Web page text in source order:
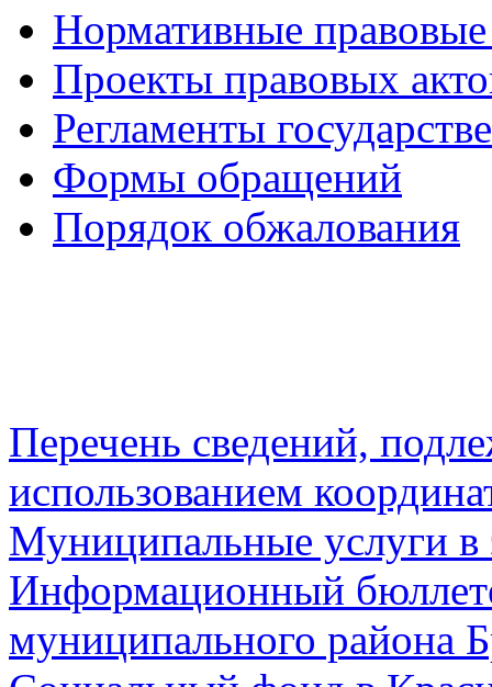
Нормативные
Проекты правовых
Регламенты
Формы обращений
Порядок обжалования
Перечень сведений,
использованием
Муниципальные услуги в
Информационный
муниципального района